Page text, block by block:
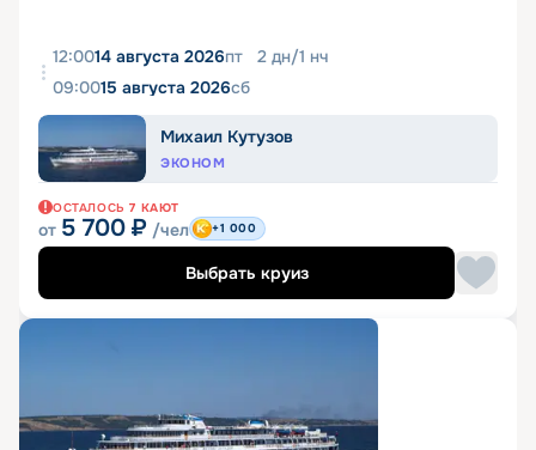
12:0014 августа 2026пт 2 дн/1 нч
09:0015 августа 2026сб
Михаил Кутузов
ЭКОНОМ
ОСТАЛОСЬ 7 КАЮТ
от 5 700 ₽ /чел +1 000
Выбрать круиз